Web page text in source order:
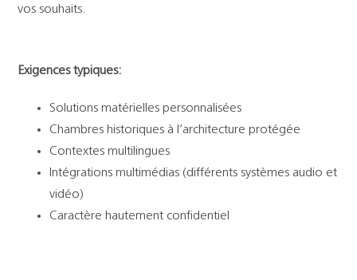
vos souhaits.
Exigences typiques:
Solutions matérielles personnalisées
Chambres historiques à l’architecture protégée
Contextes multilingues
Intégrations multimédias (différents systèmes audio et
vidéo)
Caractère hautement confidentiel